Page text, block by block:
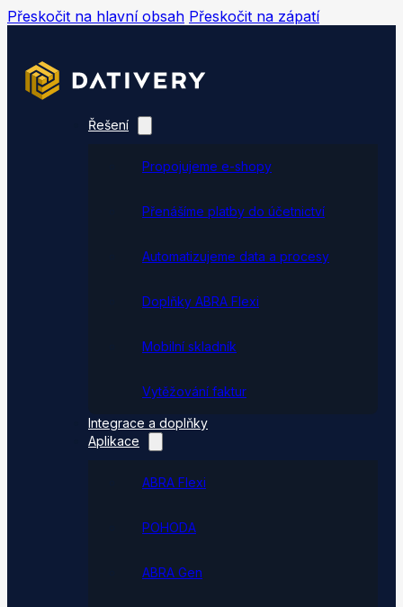
Přeskočit na hlavní obsah Přeskočit na zápatí
Řešení
Propojujeme e-shopy
Přenášíme platby do účetnictví
Automatizujeme data a procesy
Doplňky ABRA Flexi
Mobilní skladník
Vytěžování faktur
Integrace a doplňky
Aplikace
ABRA Flexi
POHODA
ABRA Gen